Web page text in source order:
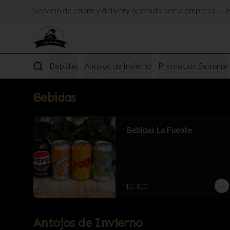
Servicio de cobro y delivery operado por la empresa
Bebidas Antojos de Invierno Promocion Semanal
Bebidas
Bebidas La Fuente
$2.400
Antojos de Invierno